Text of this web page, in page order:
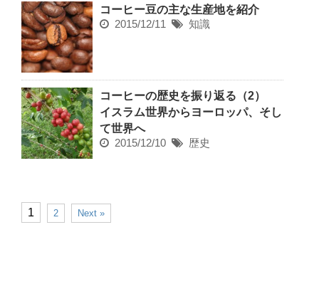
コーヒー豆の主な生産地を紹介
2015/12/11
知識
コーヒーの歴史を振り返る（2）
イスラム世界からヨーロッパ、そし
て世界へ
2015/12/10
歴史
1 2 Next »